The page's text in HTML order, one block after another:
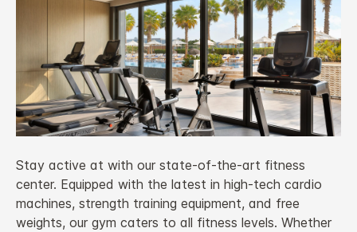
Stay active at with our state-of-the-art fitness
center. Equipped with the latest in high-tech cardio
machines, strength training equipment, and free
weights, our gym caters to all fitness levels. Whether